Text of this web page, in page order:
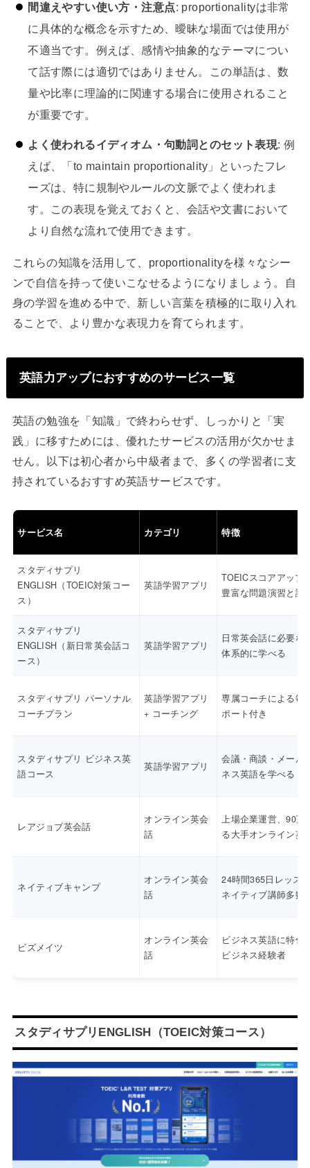
間違えやすい使い方・注意点: proportionalityは非常
に具体的な概念を示すため、曖昧な場面では使用が
不適当です。例えば、感情や抽象的なテーマについ
て話す際には適切ではありません。この単語は、数
量や比率に理論的に関連する場合に使用されること
が重要です。
よく使われるイディオム・句動詞とのセット表現: 例
えば、「to maintain proportionality」といったフレ
ーズは、特に規制やルールの文脈でよく使われま
す。この表現を覚えておくと、会話や文書において
より自然な流れで使用できます。
これらの知識を活用して、proportionalityを様々なシー
ンで自信を持って使いこなせるようになりましょう。自
身の学習を進める中で、新しい言葉を積極的に取り入れ
ることで、より豊かな表現力を育てられます。
英語力アップにおすすめのサービス一覧
英語の勉強を「知識」で終わらせず、しっかりと「実
践」に移すためには、優れたサービスの活用が欠かせま
せん。以下は初心者から中級者まで、多くの学習者に支
持されているおすすめ英語サービスです。
サービス名 カテゴリ 特徴
スタディサプリ
ENGLISH（TOEIC対策コー
ス）
英語学習アプリ
TOEICスコアアップ
豊富な問題演習と講
スタディサプリ
ENGLISH（新日常英会話コ
ース）
英語学習アプリ
日常英会話に必要な
体系的に学べる
スタディサプリ パーソナル
コーチプラン
英語学習アプリ
+ コーチング
専属コーチによる毎
ポート付き
スタディサプリ ビジネス英
語コース
英語学習アプリ
会議・商談・メール
ネス英語を学べる
レアジョブ英会話
オンライン英会
話
上場企業運営、90万
る大手オンライン英
ネイティブキャンプ
オンライン英会
話
24時間365日レッス
ネイティブ講師多数
ビズメイツ
オンライン英会
話
ビジネス英語に特化
ビジネス経験者
スタディサプリENGLISH（TOEIC対策コース）